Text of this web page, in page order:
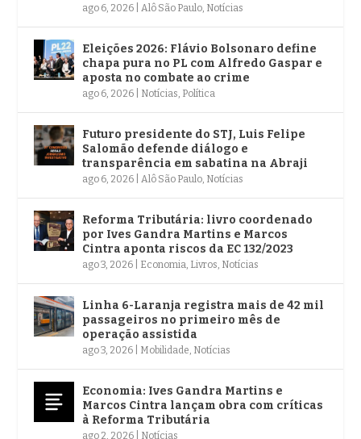
ago 6, 2026 |Alô São Paulo, Notícias
Eleições 2026: Flávio Bolsonaro define
chapa pura no PL com Alfredo Gaspar e
aposta no combate ao crime
ago 6, 2026 Notícias, Política
Futuro presidente do STJ, Luis Felipe
Salomão defende diálogo e
transparência em sabatina na Abraji
ago 6, 2026 |Alô São Paulo, Notícias
Reforma Tributária: livro coordenado
por Ives Gandra Martins e Marcos
Cintra aponta riscos da EC 132/2023
ago 3, 2026 Economia, Livros, Notícias
Linha 6-Laranja registra mais de 42 mil
passageiros no primeiro mês de
operação assistida
ago 3, 2026 Mobilidade, Notícias
Economia: Ives Gandra Martins e
Marcos Cintra lançam obra com críticas
à Reforma Tributária
ago 2, 2026 Notícias